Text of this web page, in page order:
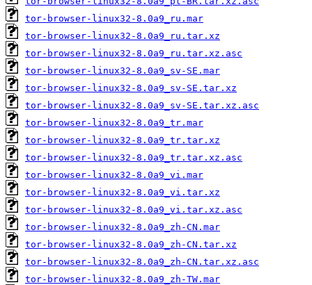
tor-browser-linux32-8.0a9_ru.mar
tor-browser-linux32-8.0a9_ru.tar.xz
tor-browser-linux32-8.0a9_ru.tar.xz.asc
tor-browser-linux32-8.0a9_sv-SE.mar
tor-browser-linux32-8.0a9_sv-SE.tar.xz
tor-browser-linux32-8.0a9_sv-SE.tar.xz.asc
tor-browser-linux32-8.0a9_tr.mar
tor-browser-linux32-8.0a9_tr.tar.xz
tor-browser-linux32-8.0a9_tr.tar.xz.asc
tor-browser-linux32-8.0a9_vi.mar
tor-browser-linux32-8.0a9_vi.tar.xz
tor-browser-linux32-8.0a9_vi.tar.xz.asc
tor-browser-linux32-8.0a9_zh-CN.mar
tor-browser-linux32-8.0a9_zh-CN.tar.xz
tor-browser-linux32-8.0a9_zh-CN.tar.xz.asc
tor-browser-linux32-8.0a9_zh-TW.mar